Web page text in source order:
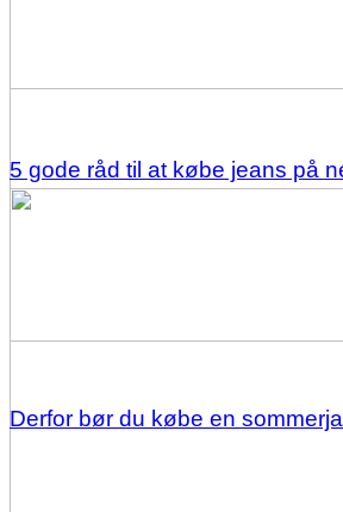
5 gode råd til at købe jeans på
Derfor bør du købe en